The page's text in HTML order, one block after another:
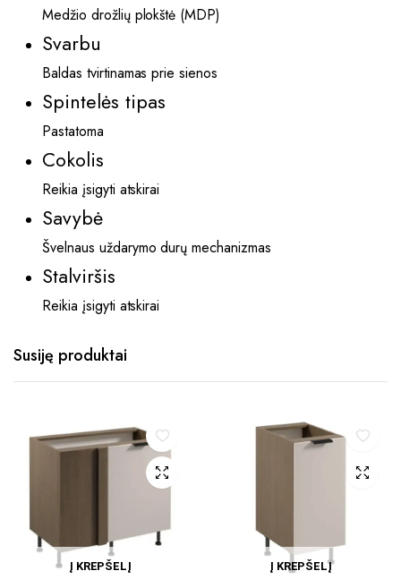
Medžio drožlių plokštė (MDP)
Svarbu
Baldas tvirtinamas prie sienos
Spintelės tipas
Pastatoma
Cokolis
Reikia įsigyti atskirai
Savybė
Švelnaus uždarymo durų mechanizmas
Stalviršis
Reikia įsigyti atskirai
Susiję produktai
Į KREPŠELĮ Į KREPŠELĮ